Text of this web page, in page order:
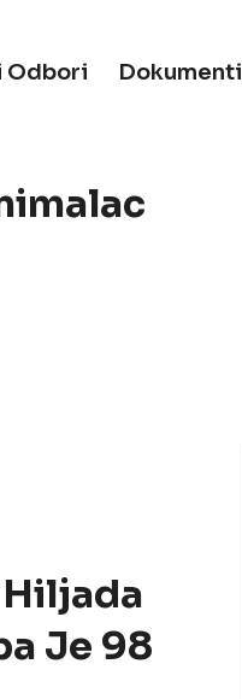
Odbori Dokumenti
Je 98